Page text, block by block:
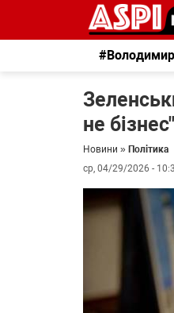
не бізнес"
Новини » Політика
ср, 04/29/2026 -